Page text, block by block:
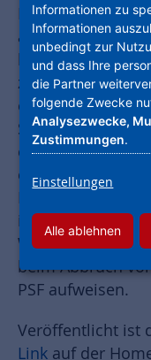
Der
asbesthaltigen
komplex. Das
zugelassene
entwickelt von
Sanierungs- und
ermöglicht seit
emissionsarmes
im Zuge von
beim Abbruch
PSF aufweisen.
Veröffentlicht ist
Link auf der
Informationen zu
Informationen
unbedingt zur
und dass Ihre
die Partner
folgende Zwecke
Analysezwecke,
Zustimmungen.
Einstellungen
Alle ablehnen